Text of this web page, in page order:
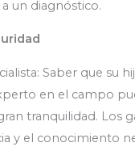
un diagnóstico.
Saber que su
en el campo
tranquilidad. Los
y el conocimiento